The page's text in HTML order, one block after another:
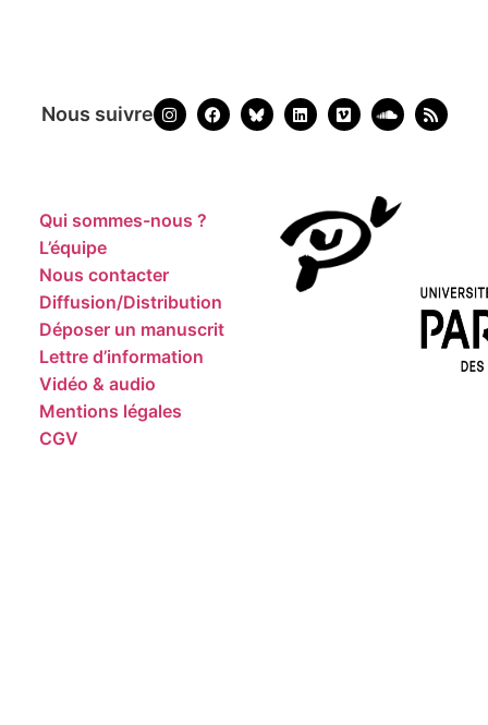
Nous suivre
Qui sommes-nous ?
L’équipe
Nous contacter
Diffusion/Distribution
Déposer un manuscrit
Lettre d’information
Vidéo & audio
Mentions légales
CGV